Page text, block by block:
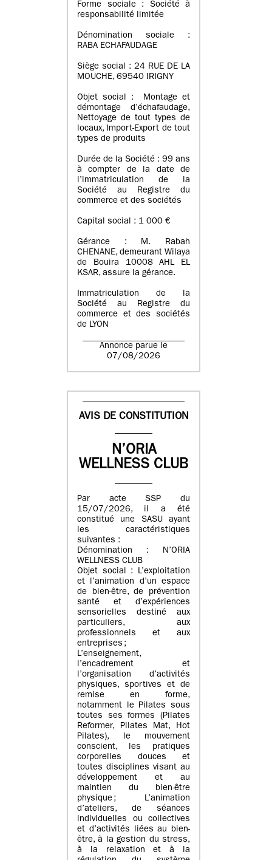
Forme sociale : Société à
responsabilité limitée
Dénomination sociale :
RABA ECHAFAUDAGE
Siège social : 24 RUE DE LA
MOUCHE, 69540 IRIGNY
Objet social : Montage et
démontage d’échafaudage,
Nettoyage de tout types de
locaux, Import-Export de tout
types de produits
Durée de la Société : 99 ans
à compter de la date de
l’immatriculation de la
Société au Registre du
commerce et des sociétés
Capital social : 1 000 €
Gérance : M. Rabah
CHENANE, demeurant Wilaya
de Bouira 10008 AHL EL
KSAR, assure la gérance.
Immatriculation de la
Société au Registre du
commerce et des sociétés
de LYON
Annonce parue le
07/08/2026
AVIS DE CONSTITUTION
N’ORIA
WELLNESS CLUB
Par acte SSP du
15/07/2026, il a été
constitué une SASU ayant
les caractéristiques
suivantes :
Dénomination : N’ORIA
WELLNESS CLUB
Objet social : L’exploitation
et l’animation d’un espace
de bien-être, de prévention
santé et d’expériences
sensorielles destiné aux
particuliers, aux
professionnels et aux
entreprises ;
L’enseignement,
l’encadrement et
l’organisation d’activités
physiques, sportives et de
remise en forme,
notamment le Pilates sous
toutes ses formes (Pilates
Reformer, Pilates Mat, Hot
Pilates), le mouvement
conscient, les pratiques
corporelles douces et
toutes disciplines visant au
développement et au
maintien du bien-être
physique ; L’animation
d’ateliers, de séances
individuelles ou collectives
et d’activités liées au bien-
être, à la gestion du stress,
à la relaxation et à la